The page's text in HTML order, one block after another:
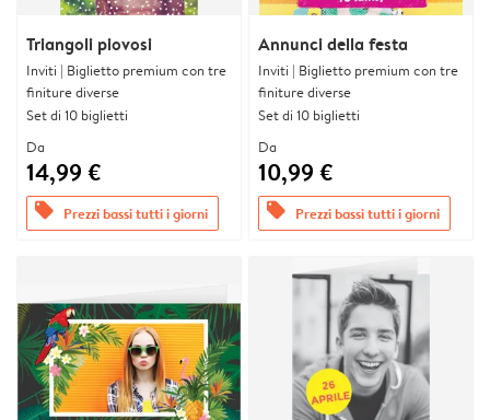
Triangoli piovosi
Inviti | Biglietto premium con tre
finiture diverse
Set di 10 biglietti
Da
14,99 €
offers Prezzi bassi tutti i giorni
Annunci della festa
Inviti | Biglietto premium con tre
finiture diverse
Set di 10 biglietti
Da
10,99 €
offers Prezzi bassi tutti i giorni